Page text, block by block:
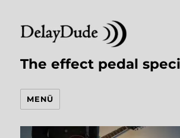
The effect pedal
MENÜ